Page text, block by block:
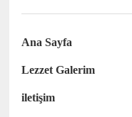
Ana Sayfa
Lezzet Galerim
iletişim